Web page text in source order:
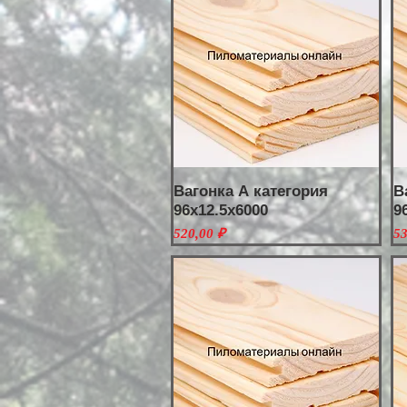
Вагонка А категория
96х12.5х6000
Цена
520,00 ₽